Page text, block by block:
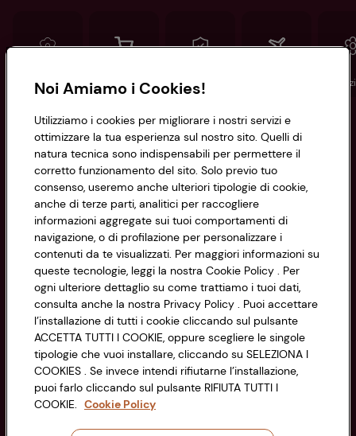
Conad Spesa online Assicurazioni
Informazioni
Privacy Policy
Cookie Policy
Impostazioni Cookie
Accessibilità
CONAD SOCIETÀ COOPERATIVA
Via Michelino, 59 | 40127 BOLOGNA
Codice Fiscale e Registro Imprese
di Bologna 00865960157
PARTITA IVA 03320960374
Servizio clienti
Seguici sui Social:
Noi Amiamo i Cookies!
Utilizziamo i cookies per migliorare i nostri servizi e
ottimizzare la tua esperienza sul nostro sito. Quelli di
natura tecnica sono indispensabili per permettere il
corretto funzionamento del sito. Solo previo tuo
consenso, useremo anche ulteriori tipologie di cookie,
anche di terze parti, analitici per raccogliere
informazioni aggregate sui tuoi comportamenti di
navigazione, o di profilazione per personalizzare i
contenuti da te visualizzati. Per maggiori informazioni su
queste tecnologie, leggi la nostra Cookie Policy . Per
ogni ulteriore dettaglio su come trattiamo i tuoi dati,
consulta anche la nostra Privacy Policy . Puoi accettare
l’installazione di tutti i cookie cliccando sul pulsante
ACCETTA TUTTI I COOKIE, oppure scegliere le singole
tipologie che vuoi installare, cliccando su SELEZIONA I
COOKIES . Se invece intendi rifiutarne l’installazione,
puoi farlo cliccando sul pulsante RIFIUTA TUTTI I
COOKIE. Cookie Policy